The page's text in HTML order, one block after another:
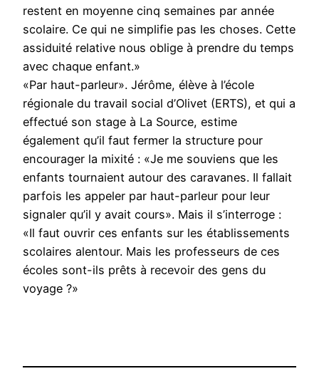
restent en moyenne cinq semaines par année
scolaire. Ce qui ne simplifie pas les choses. Cette
assiduité relative nous oblige à prendre du temps
avec chaque enfant.»
«Par haut-parleur». Jérôme, élève à l’école
régionale du travail social d’Olivet (ERTS), et qui a
effectué son stage à La Source, estime
également qu’il faut fermer la structure pour
encourager la mixité : «Je me souviens que les
enfants tournaient autour des caravanes. Il fallait
parfois les appeler par haut-parleur pour leur
signaler qu’il y avait cours». Mais il s’interroge :
«Il faut ouvrir ces enfants sur les établissements
scolaires alentour. Mais les professeurs de ces
écoles sont-ils prêts à recevoir des gens du
voyage ?»